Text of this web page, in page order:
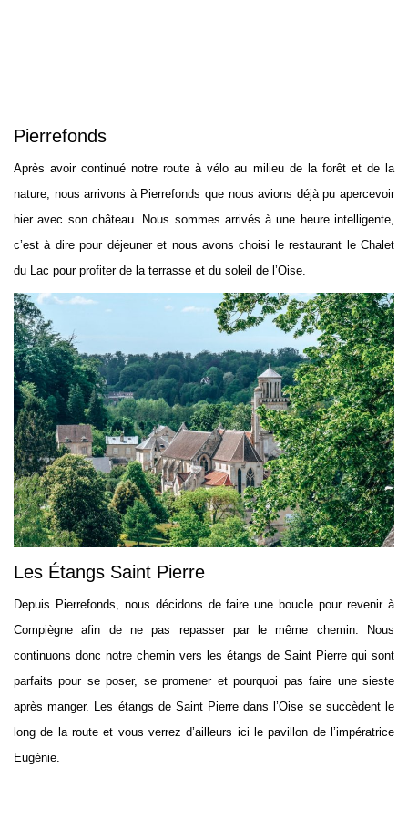
Pierrefonds
Après avoir continué notre route à vélo au milieu de la forêt et de la
nature, nous arrivons à Pierrefonds que nous avions déjà pu apercevoir
hier avec son château. Nous sommes arrivés à une heure intelligente,
c’est à dire pour déjeuner et nous avons choisi le restaurant le Chalet
du Lac pour profiter de la terrasse et du soleil de l’Oise.
Les Étangs Saint Pierre
Depuis Pierrefonds, nous décidons de faire une boucle pour revenir à
Compiègne afin de ne pas repasser par le même chemin. Nous
continuons donc notre chemin vers les étangs de Saint Pierre qui sont
parfaits pour se poser, se promener et pourquoi pas faire une sieste
après manger. Les étangs de Saint Pierre dans l’Oise se succèdent le
long de la route et vous verrez d’ailleurs ici le pavillon de l’impératrice
Eugénie.